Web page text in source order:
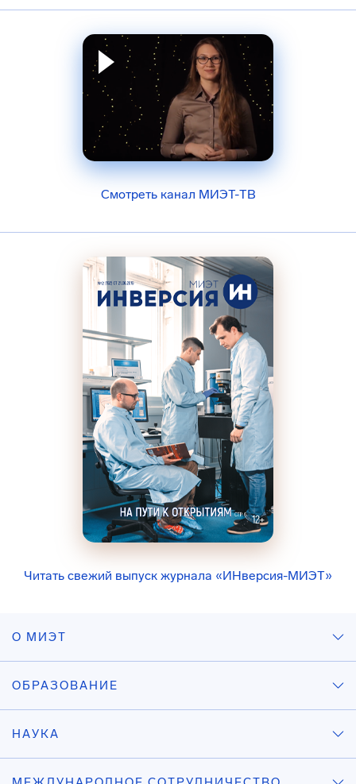
Смотреть канал МИЭТ-ТВ
Читать свежий выпуск журнала «ИНверсия-МИЭТ»
О МИЭТ
ОБРАЗОВАНИЕ
НАУКА